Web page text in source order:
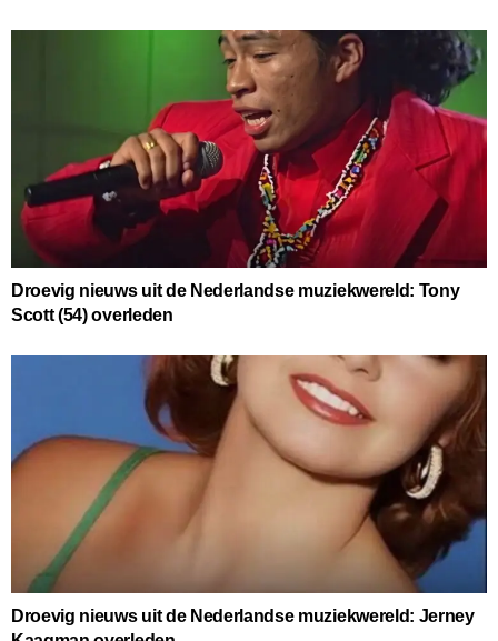
Droevig nieuws uit de Nederlandse muziekwereld: Tony
Scott (54) overleden
Droevig nieuws uit de Nederlandse muziekwereld: Jerney